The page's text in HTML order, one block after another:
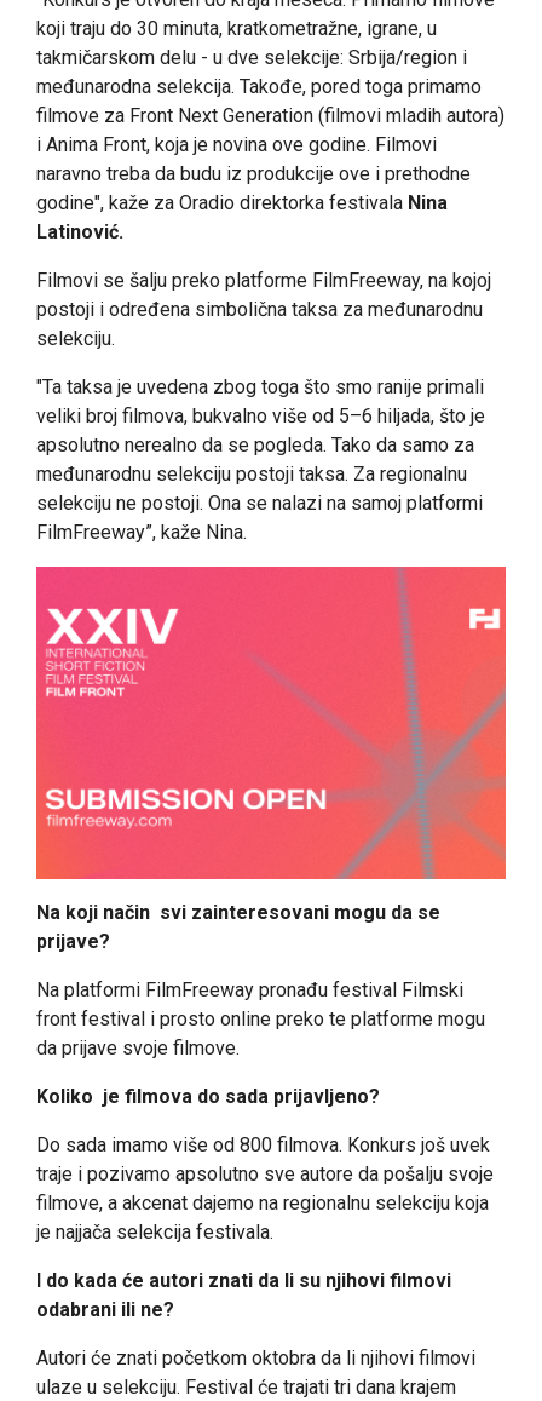
koji traju do 30 minuta, kratkometražne, igrane, u
takmičarskom delu - u dve selekcije: Srbija/region i
međunarodna selekcija. Takođe, pored toga primamo
filmove za Front Next Generation (filmovi mladih autora)
i Anima Front, koja je novina ove godine. Filmovi
naravno treba da budu iz produkcije ove i prethodne
godine", kaže za Oradio direktorka festivala Nina
Latinović.
Filmovi se šalju preko platforme FilmFreeway, na kojoj
postoji i određena simbolična taksa za međunarodnu
selekciju.
"Ta taksa je uvedena zbog toga što smo ranije primali
veliki broj filmova, bukvalno više od 5–6 hiljada, što je
apsolutno nerealno da se pogleda. Tako da samo za
međunarodnu selekciju postoji taksa. Za regionalnu
selekciju ne postoji. Ona se nalazi na samoj platformi
FilmFreeway”, kaže Nina.
Na koji način svi zainteresovani mogu da se
prijave?
Na platformi FilmFreeway pronađu festival Filmski
front festival i prosto online preko te platforme mogu
da prijave svoje filmove.
Koliko je filmova do sada prijavljeno?
Do sada imamo više od 800 filmova. Konkurs još uvek
traje i pozivamo apsolutno sve autore da pošalju svoje
filmove, a akcenat dajemo na regionalnu selekciju koja
je najjača selekcija festivala.
I do kada će autori znati da li su njihovi filmovi
odabrani ili ne?
Autori će znati početkom oktobra da li njihovi filmovi
ulaze u selekciju. Festival će trajati tri dana krajem